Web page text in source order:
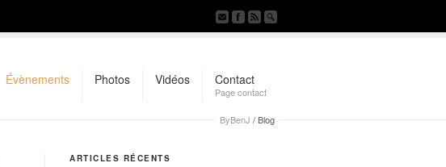
Évènements Photos Vidéos Contact
Page contact
ByBenJ /Blog
ARTICLES RÉCENTS